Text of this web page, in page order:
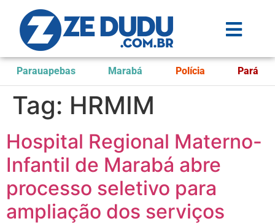
Parauapebas Marabá Polícia Pará
Tag: HRMIM
Hospital Regional Materno-
Infantil de Marabá abre
processo seletivo para
ampliação dos serviços